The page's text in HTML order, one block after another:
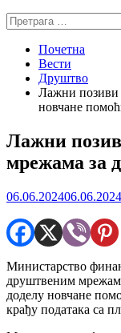
Претрага
за:
Почетна
Вести
Друштво
Лажни позиви
новчане
Лажни
мрежама за
06.06.202406.06.2024
Министарство
друштвеним
доделу новчане
крађу података са